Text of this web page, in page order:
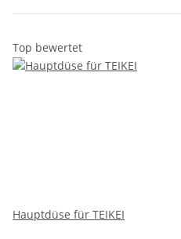
Top bewertet
Hauptdüse für TEIKEI